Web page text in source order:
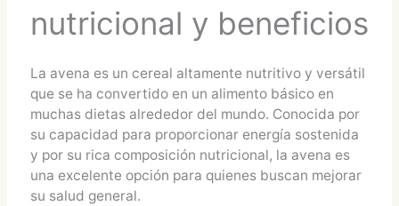
nutricional y beneficios
La avena es un cereal altamente nutritivo y versátil
que se ha convertido en un alimento básico en
muchas dietas alrededor del mundo. Conocida por
su capacidad para proporcionar energía sostenida
y por su rica composición nutricional, la avena es
una excelente opción para quienes buscan mejorar
su salud general.